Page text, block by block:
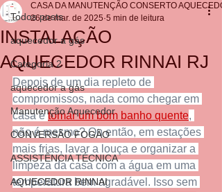
Todos posts
aquecedor a gás
Categoria 2
aquecedor a gás
Manutenção Aquecedor
CONVERSÃO FOGÃO
ASSISTÊNCIA TÉCNICA
AQUECEDOR RINNAI
INSTALAÇÃO
AQUECEDOR RINNAI RJ
CASA DA MANUTENÇÃO CONSERTO
26 de mar. de 2025 5 min de leitura
Depois de um dia repleto de
compromissos, nada como chegar em
casa e tomar um bom banho quente,
não é mesmo? Ou então, em estações
mais frias, lavar a louça e organizar a
limpeza da casa com a água em uma
temperatura bem agradável. Isso sem